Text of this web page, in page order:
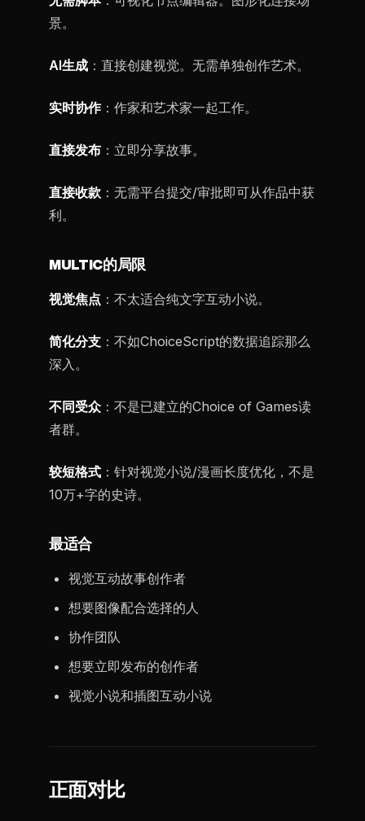
景。
AI生成 ：直接创建视觉。无需单独创作艺术。
实时协作：作家和艺术家一起工作。
直接发布 ：立即分享故事。
直接收款 ：无需平台提交/审批即可从作品中获
利。
MULTIC的局限
视觉焦点 ：不太适合纯文字互动小说。
简化分支 ：不如ChoiceScript的数据追踪那么
深入。
不同受众 ：不是已建立的Choice of Games读
者群。
较短格式 ：针对视觉小说/漫画长度优化，不是
10万+字的史诗。
最适合
视觉互动故事创作者
想要图像配合选择的人
协作团队
想要立即发布的创作者
视觉小说和插图互动小说
正面对比